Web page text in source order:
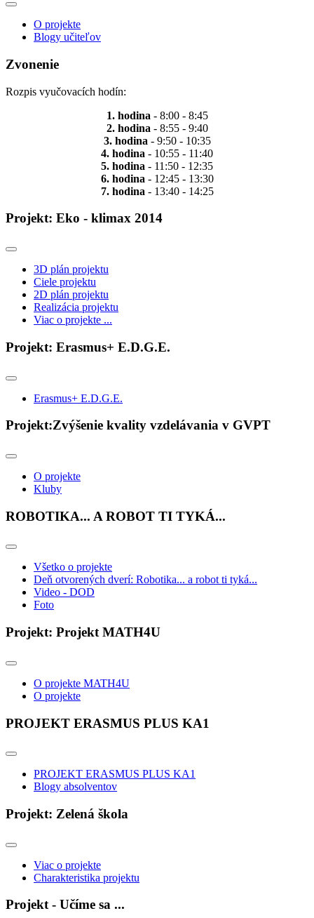
O projekte
Blogy učiteľov
Zvonenie
Rozpis vyučovacích hodín:
1. hodina - 8:00 - 8:45
2. hodina - 8:55 - 9:40
3. hodina - 9:50 - 10:35
4. hodina - 10:55 - 11:40
5. hodina - 11:50 - 12:35
6. hodina - 12:45 - 13:30
7. hodina - 13:40 - 14:25
Projekt: Eko - klimax 2014
3D plán projektu
Ciele projektu
2D plán projektu
Realizácia projektu
Viac o projekte ...
Projekt: Erasmus+ E.D.G.E.
Erasmus+ E.D.G.E.
Projekt:Zvýšenie kvality vzdelávania v GVPT
O projekte
Kluby
ROBOTIKA... A ROBOT TI TYKÁ...
Všetko o projekte
Deň otvorených dverí: Robotika... a robot ti tyká...
Video - DOD
Foto
Projekt: Projekt MATH4U
O projekte MATH4U
O projekte
PROJEKT ERASMUS PLUS KA1
PROJEKT ERASMUS PLUS KA1
Blogy absolventov
Projekt: Zelená škola
Viac o projekte
Charakteristika projektu
Projekt - Učíme sa ...